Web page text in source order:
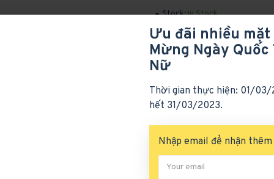
Ưu đãi nhiều
Mừng Ngày Quốc
Nữ
Thời gian thực hiện: 01/03/
hết 31/03/2023.
Nhập email để nhận
Stock:In Stock
Model:pk29
Products Sold: 0